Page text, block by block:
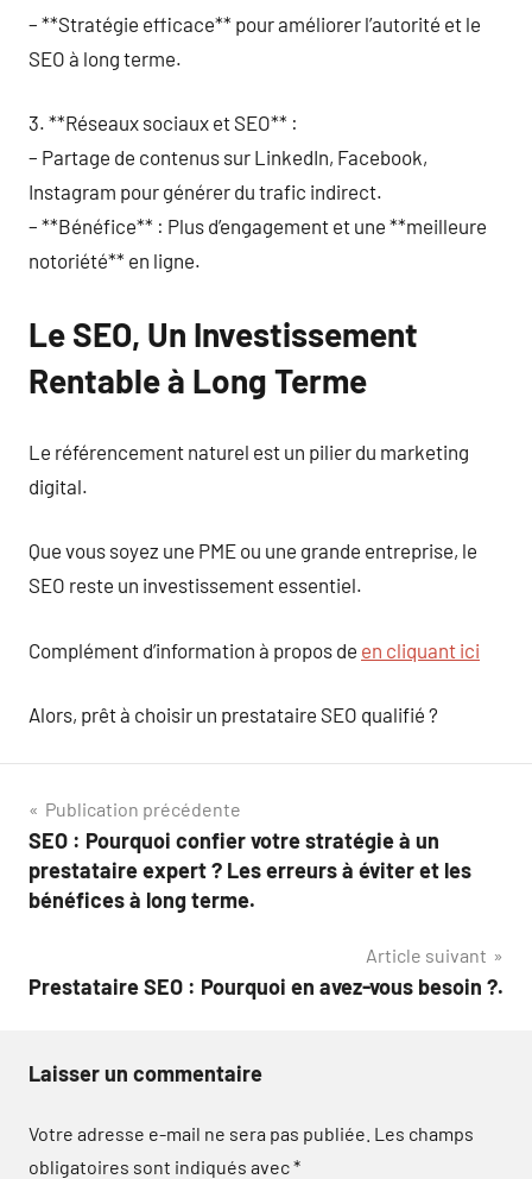
– **Stratégie efficace** pour améliorer l’autorité et le
SEO à long terme.
3. **Réseaux sociaux et SEO** :
– Partage de contenus sur LinkedIn, Facebook,
Instagram pour générer du trafic indirect.
– **Bénéfice** : Plus d’engagement et une **meilleure
notoriété** en ligne.
Le SEO, Un Investissement
Rentable à Long Terme
Le référencement naturel est un pilier du marketing
digital.
Que vous soyez une PME ou une grande entreprise, le
SEO reste un investissement essentiel.
Complément d’information à propos de en cliquant ici
Alors, prêt à choisir un prestataire SEO qualifié ?
Navigation
de
l’article
Publication précédente
SEO : Pourquoi confier votre stratégie à un
prestataire expert ? Les erreurs à éviter et les
bénéfices à long terme.
Article suivant
Prestataire SEO : Pourquoi en avez-vous besoin ?.
Laisser un commentaire
Votre adresse e-mail ne sera pas publiée. Les champs
obligatoires sont indiqués avec*